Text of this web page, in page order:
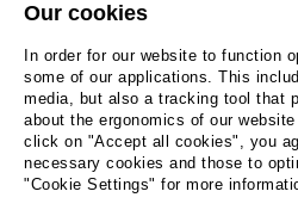
Our cookies
In order for our website to function
some of our applications. This
media, but also a tracking tool that
about the ergonomics of our
click on "Accept all cookies", you
necessary cookies and those to
"Cookie Settings" for more